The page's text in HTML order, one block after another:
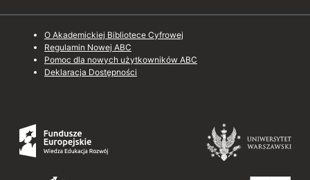
O Akademickiej Bibliotece Cyfrowej
Regulamin Nowej ABC
Pomoc dla nowych użytkowników ABC
Deklaracja Dostępności